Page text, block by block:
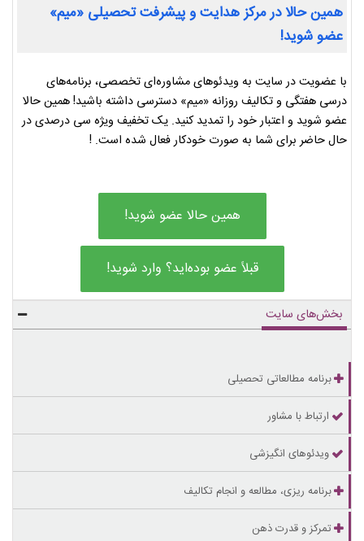
همین حالا در مرکز هدایت و پیشرفت تحصیلی «میم»
عضو شوید!
با عضویت در سایت به ویدئوهای مشاوره‌ای تخصصی، برنامه‌های
درسی هفتگی و تکالیف روزانه «میم» دسترسی داشته باشید! همین حالا
عضو شوید و اعتبار خود را تمدید کنید. یک تخفیف ویژه سی درصدی در
حال حاضر برای شما به صورت خودکار فعال شده است. !
همین حالا عضو شوید!
قبلاً عضو بوده‌اید؟ وارد شوید!
بخش‌های سایت
برنامه مطالعاتی تحصیلی
ارتباط با مشاور
ویدئوهای انگیزشی
برنامه ریزی، مطالعه و انجام تکالیف
تمرکز و قدرت ذهن